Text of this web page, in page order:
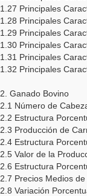
1.27 Principales
1.28 Principales
1.29 Principales
1.30 Principales
1.31 Principales
1.32 Principales
2. Ganado Bovino
2.1 Número de
2.2 Estructura
2.3 Producción de
2.4 Estructura
2.5 Valor de la
2.6 Estructura
2.7 Precios Medios
2.8 Variación